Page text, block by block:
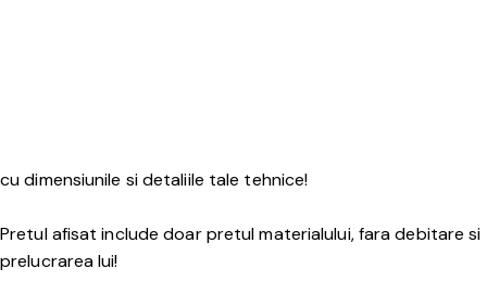
cu dimensiunile si detaliile tale tehnice!
Pretul afisat include doar pretul materialului, fara debitare si
prelucrarea lui!